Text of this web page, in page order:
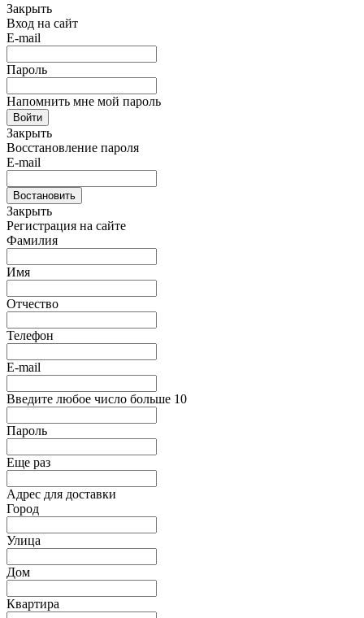
Закрыть
Вход на сайт
E-mail
Пароль
Напомнить мне мой пароль
Войти
Закрыть
Восстановление пароля
E-mail
Востановить
Закрыть
Регистрация на сайте
Фамилия
Имя
Отчество
Телефон
E-mail
Введите любое число больше 10
Пароль
Еще раз
Адрес для доставки
Город
Улица
Дом
Квартира